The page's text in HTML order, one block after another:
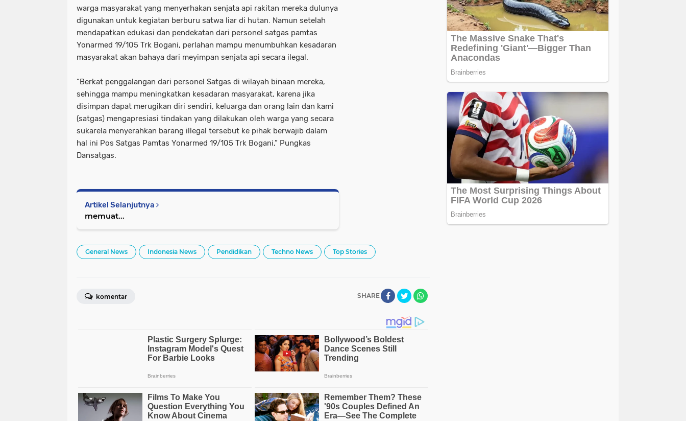
warga masyarakat yang menyerhakan senjata api rakitan mereka dulunya
digunakan untuk kegiatan berburu satwa liar di hutan. Namun setelah
mendapatkan edukasi dan pendekatan dari personel satgas pamtas
Yonarmed 19/105 Trk Bogani, perlahan mampu menumbuhkan kesadaran
masyarakat akan bahaya dari meyimpan senjata api secara ilegal.
“Berkat penggalangan dari personel Satgas di wilayah binaan mereka,
sehingga mampu meningkatkan kesadaran masyarakat, karena jika
disimpan dapat merugikan diri sendiri, keluarga dan orang lain dan kami
(satgas) mengapresiasi tindakan yang dilakukan oleh warga yang secara
sukarela menyerahkan barang illegal tersebut ke pihak berwajib dalam
hal ini Pos Satgas Pamtas Yonarmed 19/105 Trk Bogani,” Pungkas
Dansatgas.
Artikel Selanjutnya
memuat...
General News Indonesia News Pendidikan Techno News Top Stories
SHARE
komentar